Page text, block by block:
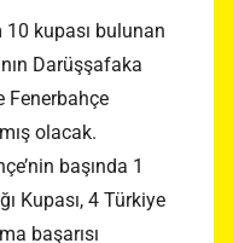
kupası bulunan
Darüşşafaka
Fenerbahçe
olacak.
başında 1
Kupası, 4 Türkiye
başarısı